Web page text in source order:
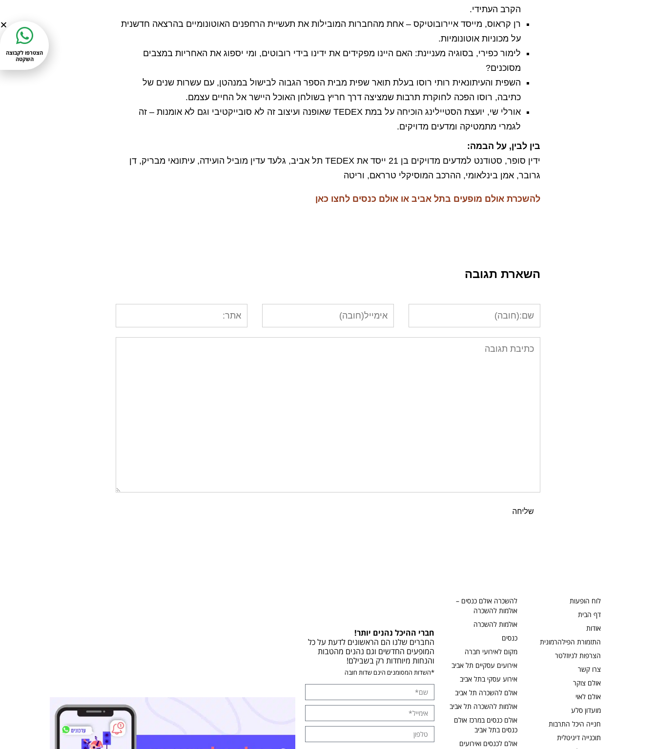
הקרב העתידי.
רן קראוס, מייסד איירובוטיקס – אחת מהחברות המובילות את תעשיית הרחפנים האוטונומיים בהרצאה חדשנית
על מכוניות אוטונומיות.
לימור כפירי, בסוגיה מעניינת: האם היינו מפקידים את ידינו בידי רובוטים, ומי יספוג את האחריות במצבים
מסוכנים?
השפית והעיתונאית רותי רוסו בעלת תואר שפית מבית הספר הגבוה לבישול במנהטן, עם עשרות שנים של
כתיבה, רוסו הפכה לחוקרת תרבות שמציצה דרך חריץ בשולחן האוכל היישר אל החיים עצמם.
אורלי שי, יועצת הסטיילינג הוכיחה על במת TEDEX שאופנה ועיצוב זה לא סובייקטיבי וגם לא אומנות – זה
לגמרי מתמטיקה ומדעים מדויקים.
בין לבין, על הבמה:
ידין סופר, סטודנט למדעים מדויקים בן 21 ייסד את TEDEX תל אביב, גלעד עדין מוביל הועידה, עיתונאי מבריק, דן
גרובר, אמן בינלאומי, ההרכב המוסיקלי טרראם, וריטה
להשכרת אולם מופעים בתל אביב או אולם כנסים לחצו כאן
השארת תגובה
לוח הופעות
דף הבית
אודות
התזמורת הפילהרמונית
הצרפות לניוזלטר
צרו קשר
אולם צוקר
אולם לאוי
מועדון סלע
חנייה היכל התרבות
תוכנייה דיגיטלית
להשכרה אולם כנסים –
אולמות להשכרה
אולמות להשכרה
כנסים
מקום לאירועי חברה
אירועים עסקיים תל אביב
אירוע עסקי בתל אביב
אולם להשכרה תל אביב
אולמות להשכרה תל אביב
אולם כנסים במרכז אולם
כנסים בתל אביב
אולם לכנסים ואירועים
חברי ההיכל נהנים יותר!
החברים שלנו הם הראשונים לדעת על כל
המופעים החדשים וגם נהנים מהטבות
והנחות מיוחדות רק בשבילם!
*השדות המסומנים הינם שדות חובה
הצטרפו לקבוצה
השקטה